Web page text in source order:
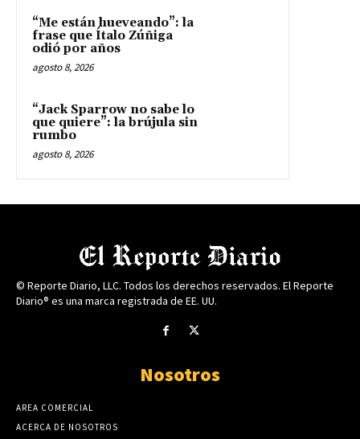
“Me están hueveando”: la
frase que Ítalo Zúñiga
odió por años
agosto 8, 2026
“Jack Sparrow no sabe lo
que quiere”: la brújula sin
rumbo
agosto 8, 2026
© Reporte Diario, LLC. Todos los derechos reservados. El Reporte
Diario® es una marca registrada de EE. UU.
Nosotros
AREA COMERCIAL
ACERCA DE NOSOTROS